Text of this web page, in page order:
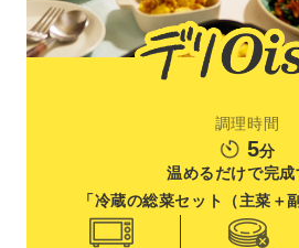
調理時間
5分
温めるだけで完成
「冷蔵の総菜セット（主菜＋